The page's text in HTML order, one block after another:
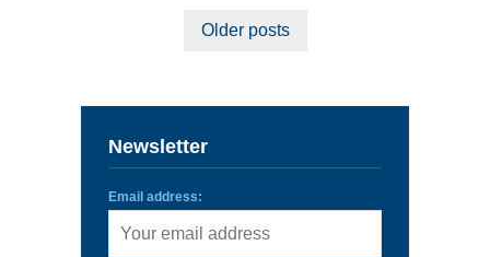
Older posts
Newsletter
Email address: